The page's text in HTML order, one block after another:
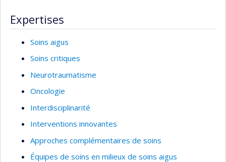
Expertises
Soins aigus
Soins critiques
Neurotraumatisme
Oncologie
Interdisciplinarité
Interventions innovantes
Approches complémentaires de soins
Équipes de soins en milieux de soins aigus